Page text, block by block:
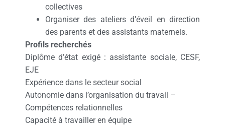
collectives
Organiser des ateliers d’éveil en direction
des parents et des assistants maternels.
Profils recherchés
Diplôme d’état exigé : assistante sociale, CESF,
EJE
Expérience dans le secteur social
Autonomie dans l’organisation du travail –
Compétences relationnelles
Capacité à travailler en équipe